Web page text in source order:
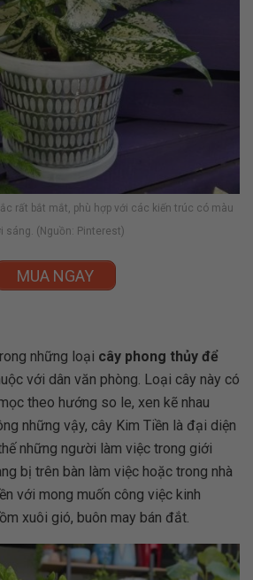
rất bắt mắt, phù hợp với các kiến trúc có màu
sáng. (Nguồn: Pinterest)
MUA NGAY
những loại cây phong thủy để
với dân văn phòng. Loại cây này có
theo hướng so le, xen kẽ nhau
những vậy, cây Kim Tiền là đại diện
những người làm việc trong giới
bị trên bàn làm việc hoặc trong nhà
với mong muốn công việc kinh
xuôi gió, buôn may bán đắt.